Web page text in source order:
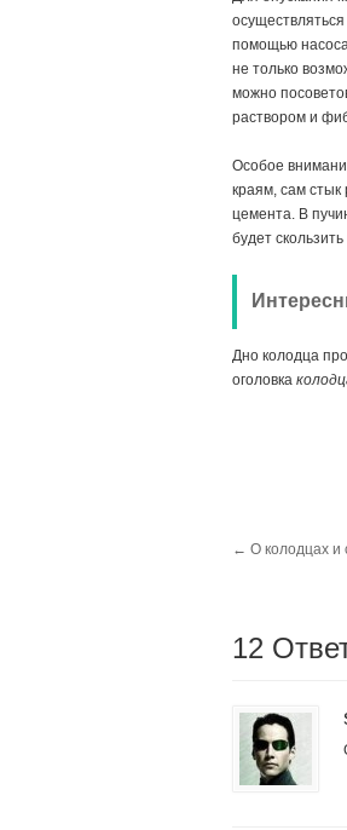
помощью
не только
можно
раствором и
Особое
краям, сам
цемента. В
будет
Дно колодца
оголовка
← О колодцах и
12